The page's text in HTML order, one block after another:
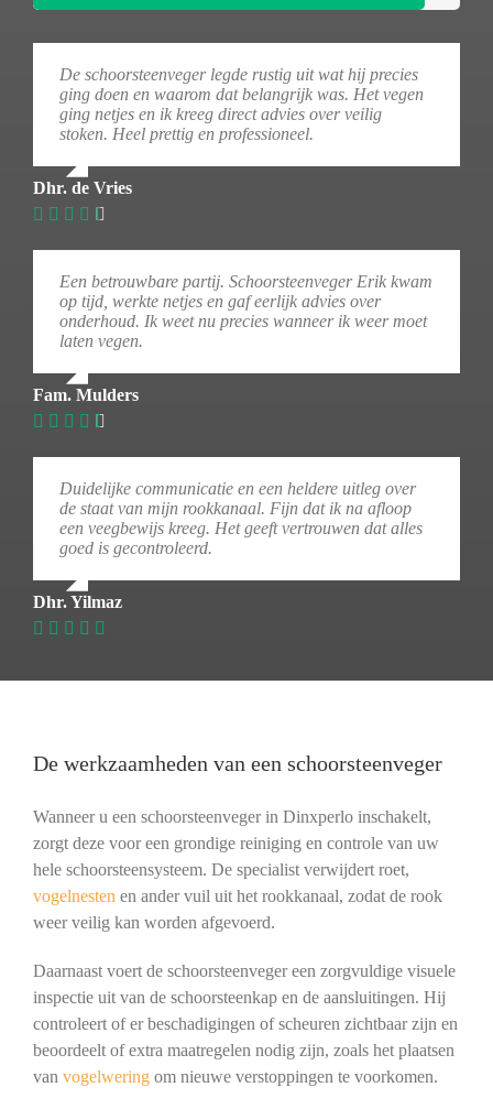
De schoorsteenveger legde rustig uit wat hij precies
ging doen en waarom dat belangrijk was. Het vegen
ging netjes en ik kreeg direct advies over veilig
stoken. Heel prettig en professioneel.
Dhr. de Vries
Een betrouwbare partij. Schoorsteenveger Erik kwam
op tijd, werkte netjes en gaf eerlijk advies over
onderhoud. Ik weet nu precies wanneer ik weer moet
laten vegen.
Fam. Mulders
Duidelijke communicatie en een heldere uitleg over
de staat van mijn rookkanaal. Fijn dat ik na afloop
een veegbewijs kreeg. Het geeft vertrouwen dat alles
goed is gecontroleerd.
Dhr. Yilmaz
De werkzaamheden van een schoorsteenveger
Wanneer u een schoorsteenveger in Dinxperlo inschakelt,
zorgt deze voor een grondige reiniging en controle van uw
hele schoorsteensysteem. De specialist verwijdert roet,
vogelnesten en ander vuil uit het rookkanaal, zodat de rook
weer veilig kan worden afgevoerd.
Daarnaast voert de schoorsteenveger een zorgvuldige visuele
inspectie uit van de schoorsteenkap en de aansluitingen. Hij
controleert of er beschadigingen of scheuren zichtbaar zijn en
beoordeelt of extra maatregelen nodig zijn, zoals het plaatsen
van vogelweringom nieuwe verstoppingen te voorkomen.